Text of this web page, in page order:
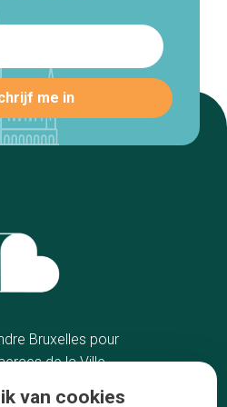
Bruxelles pour
de la Ville
van cookies